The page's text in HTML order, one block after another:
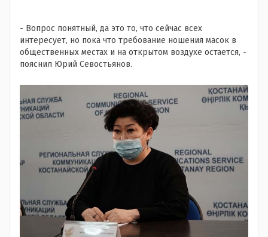
- Вопрос понятный, да это то, что сейчас всех
интересует, но пока что требование ношения масок в
общественных местах и на открытом воздухе остается, -
пояснил Юрий Севостьянов.